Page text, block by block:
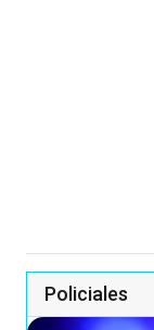
Policiales